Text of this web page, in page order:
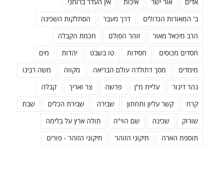
אדים אור ישר איכות
אין העדר ברוחני
ב' המאורות הגדולים
דרך מעבר
הסתלקות השכינה
הרב מיכאל מאור
זוהר הסולם
חכמת הקבלה
חסדים מכוסים
חסידות טו בשבט יהדות
מים
מימדים
מסך דתולדה עולם הבריאה מקווה
משה רבינו
נהר דינור
עליית מ"ן פרשה צר ואריך
קבלה
קרח
קשר עליון ותחתון שבירה שבירת הכלים
שבת
שורוק
שכינה שם הוי"ה
תולה ארץ על בלימה
תוספת הארה
תיקוני הזוהר תיקוני הזוהר - פורים